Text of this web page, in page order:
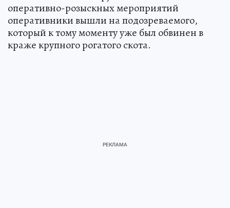
оперативно-розыскных мероприятий
оперативники вышли на подозреваемого,
который к тому моменту уже был обвинен в
краже крупного рогатого скота.